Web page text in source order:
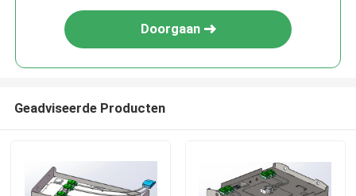
Doorgaan
Geadviseerde Producten